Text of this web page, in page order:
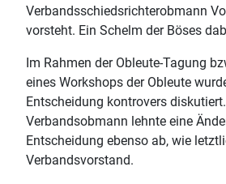
Verbandsschiedsrichterobmann
vorsteht. Ein Schelm der Böses
Im Rahmen der Obleute-Tagung
eines Workshops der Obleute
Entscheidung kontrovers
Verbandsobmann lehnte eine
Entscheidung ebenso ab, wie
Verbandsvorstand.